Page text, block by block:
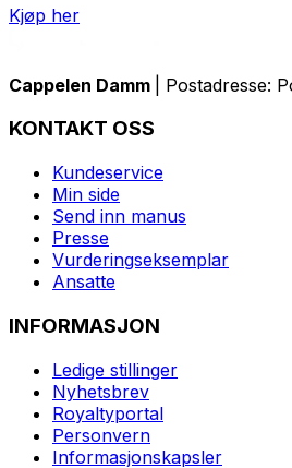
Kjøp her
Cappelen Damm | Postadresse:
KONTAKT OSS
Kundeservice
Min side
Send inn manus
Presse
Vurderingseksemplar
Ansatte
INFORMASJON
Ledige stillinger
Nyhetsbrev
Royaltyportal
Personvern
Informasjonskapsler